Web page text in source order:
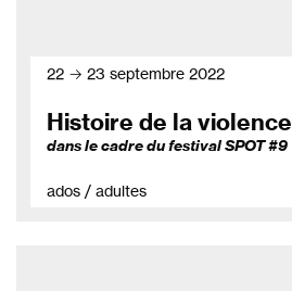
22 → 23 septembre 2022
Histoire de la violence
dans le cadre du festival SPOT #9
ados / adultes